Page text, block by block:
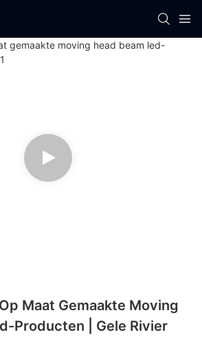
Maat Gemaakte Moving
Producten | Gele Rivier